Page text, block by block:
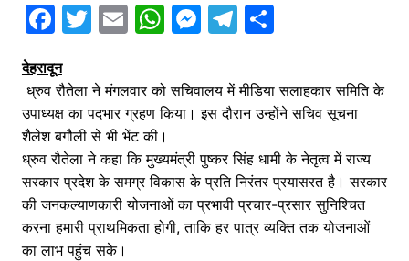
F
c
e
b
o
o
k
T
itt
er
E
ai
l
W
at
s
A
p
p
M
s
s
n
g
er
T
e
gr
m
S
ar
e
देहरादून
ध्रुव रौतेला ने मंगलवार को सचिवालय में मीडिया सलाहकार समिति के
उपाध्यक्ष का पदभार ग्रहण किया। इस दौरान उन्होंने सचिव सूचना
शैलेश बगौली से भी भेंट की।
ध्रुव रौतेला ने कहा कि मुख्यमंत्री पुष्कर सिंह धामी के नेतृत्व में राज्य
सरकार प्रदेश के समग्र विकास के प्रति निरंतर प्रयासरत है। सरकार
की जनकल्याणकारी योजनाओं का प्रभावी प्रचार-प्रसार सुनिश्चित
करना हमारी प्राथमिकता होगी, ताकि हर पात्र व्यक्ति तक योजनाओं
का लाभ पहुंच सके।